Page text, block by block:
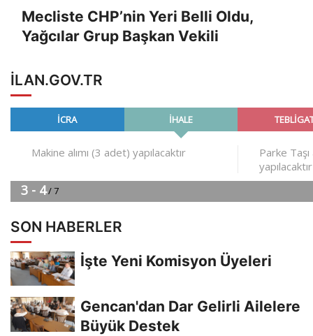
Mecliste CHP’nin Yeri Belli Oldu,
Yağcılar Grup Başkan Vekili
ILAN.GOV.TR
SON HABERLER
İşte Yeni Komisyon Üyeleri
Gencan'dan Dar Gelirli Ailelere
Büyük Destek